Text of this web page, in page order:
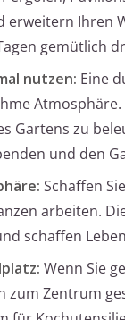
erweitern Ihren
gemütlich
nutzen: Eine
Gartens zu
und den
Schaffen
arbeiten.
schaffen
Wenn Sie
zum Zentrum